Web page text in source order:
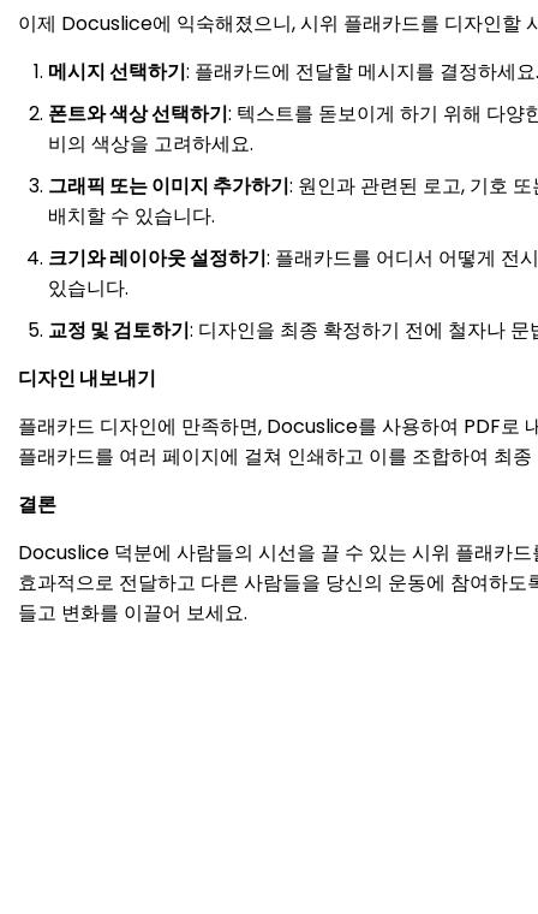
이제 Docuslice에 익숙해졌으니, 시위 플래카드를 디자인할
메시지 선택하기: 플래카드에 전달할 메시지를 결정하세
폰트와 색상 선택하기: 텍스트를 돋보이게 하기 위해 다양
비의 색상을 고려하세요.
그래픽 또는 이미지 추가하기: 원인과 관련된 로고, 기호
배치할 수 있습니다.
크기와 레이아웃 설정하기: 플래카드를 어디서 어떻게 전
있습니다.
교정 및 검토하기: 디자인을 최종 확정하기 전에 철자나
디자인 내보내기
플래카드 디자인에 만족하면, Docuslice를 사용하여 PDF로
플래카드를 여러 페이지에 걸쳐 인쇄하고 이를 조합하여 최
결론
Docuslice 덕분에 사람들의 시선을 끌 수 있는 시위 플래카
효과적으로 전달하고 다른 사람들을 당신의 운동에 참여하
들고 변화를 이끌어 보세요.